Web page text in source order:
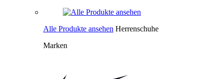
Alle Produkte ansehen Herrenschuhe
Marken